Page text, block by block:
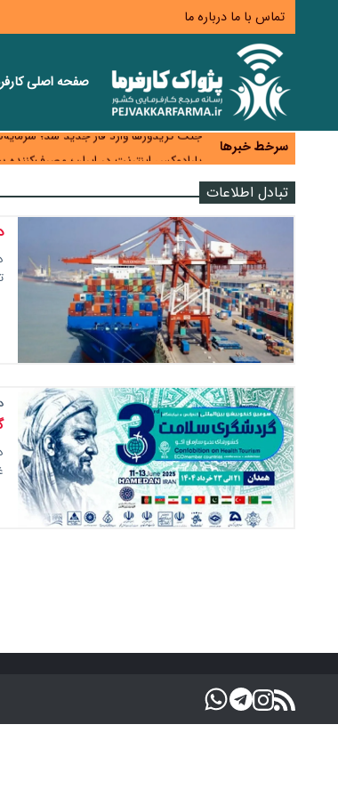
تماس با ما درباره ما
صفحه اصلی
سرخط خبرها
زائران اربعین نگران ارز باقی‌مانده
جنگ کریدورها وارد فاز جدید شد؛ سرمایه‌گذاری ۳۴۵ میلیارد دلاری
پارادوکس اینترنت در ایران؛ مصرف‌کننده
تأمین سرمایه در گردش بدون خلق
معمای تأمین ۸۰ همت معوقات بازنشستگان؛ بانک رفاه وارد میدان شد
تبادل اطلاعات